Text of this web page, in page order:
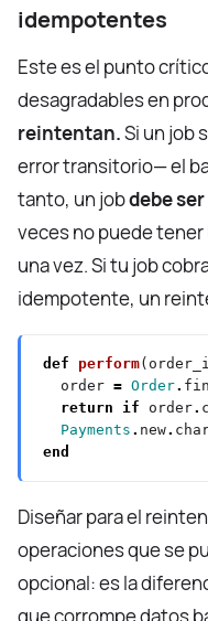
idempotentes
Este es el punto
desagradables en
reintentan.Si un job
error transitorio— el
tanto, un jobdebe
veces no puede
una vez. Si tu job
idempotente, un
def perform
  order
= Order.
return if order.
Payments . new.
end
Diseñar para el
operaciones que se
opcional: es la